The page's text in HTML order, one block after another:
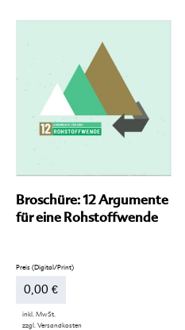
mehrere
Die
Optionen
können
gewählt
Broschüre: 12 Argumente
für eine Rohstoffwende
0,00 €
inkl. MwSt.
zzgl. Versandkosten